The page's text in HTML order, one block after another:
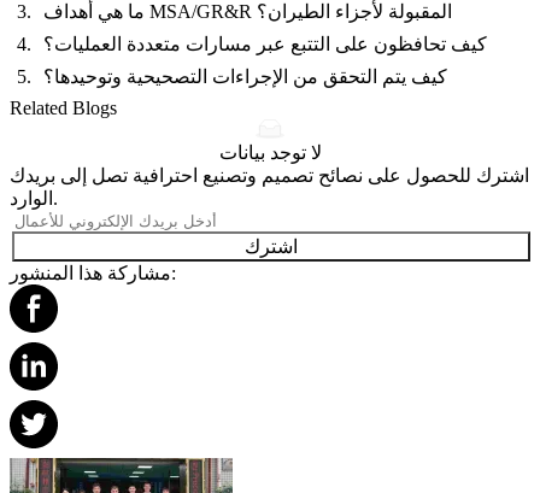
ما هي أهداف MSA/GR&R المقبولة لأجزاء الطيران؟
كيف تحافظون على التتبع عبر مسارات متعددة العمليات؟
كيف يتم التحقق من الإجراءات التصحيحية وتوحيدها؟
Related Blogs
لا توجد بيانات
اشترك للحصول على نصائح تصميم وتصنيع احترافية تصل إلى بريدك
الوارد.
اشترك
مشاركة هذا المنشور: